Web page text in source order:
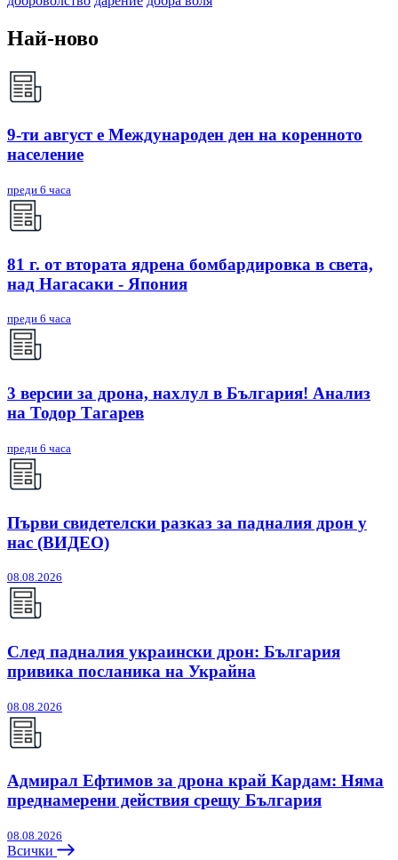
Най-ново
9-ти август е Международен ден на коренното
население
преди 6 часа
81 г. от втората ядрена бомбардировка в света,
над Нагасаки - Япония
преди 6 часа
3 версии за дрона, нахлул в България! Анализ
на Тодор Тагарев
преди 6 часа
Първи свидетелски разказ за падналия дрон у
нас (ВИДЕО)
08.08.2026
След падналия украински дрон: България
привика посланика на Украйна
08.08.2026
Адмирал Ефтимов за дрона край Кардам: Няма
преднамерени действия срещу България
08.08.2026
Всички